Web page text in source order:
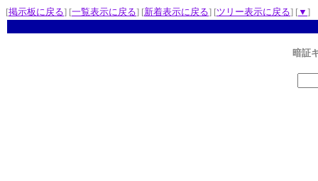
[掲示板に戻る] [一覧表示に戻る] [新着表示に戻る] [ツリー表示に戻る] [▼ ]
暗証